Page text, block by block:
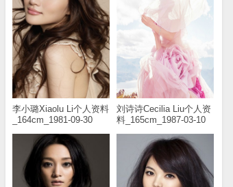
李小璐Xiaolu Li个人资料
_164cm_1981-09-30
刘诗诗Cecilia Liu个人资
料_165cm_1987-03-10